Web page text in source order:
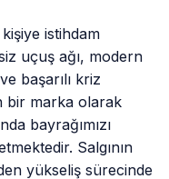
istihdam
uçuş ağı, modern
başarılı kriz
bir marka olarak
bayrağımızı
Salgının
yükseliş sürecinde